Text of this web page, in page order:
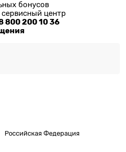
бонусов
центр
800 200 10 36
Российская Федерация